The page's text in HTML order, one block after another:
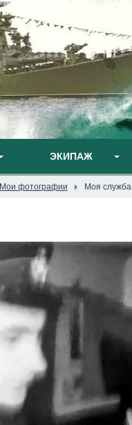
ЭКИПАЖ
Мои фотографии Моя служба